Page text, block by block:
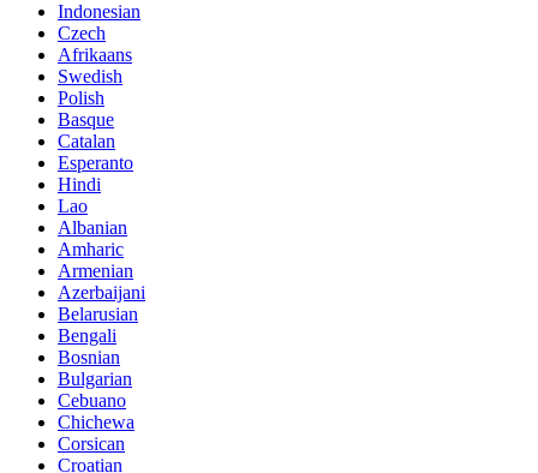
Indonesian
Czech
Afrikaans
Swedish
Polish
Basque
Catalan
Esperanto
Hindi
Lao
Albanian
Amharic
Armenian
Azerbaijani
Belarusian
Bengali
Bosnian
Bulgarian
Cebuano
Chichewa
Corsican
Croatian